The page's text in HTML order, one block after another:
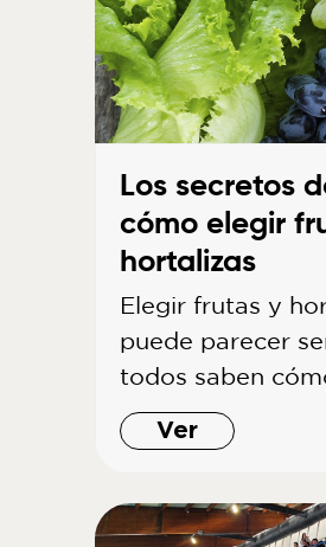
Los secretos
cómo elegir
hortalizas
Elegir frutas y
puede parecer
todos saben
Ver